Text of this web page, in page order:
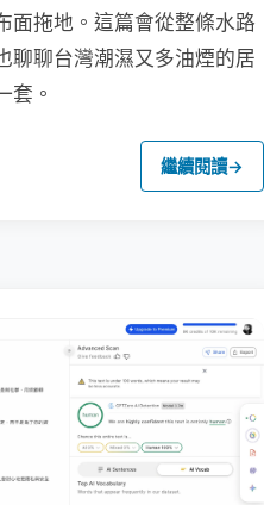
面拖地。這篇會從整條水路
聊聊台灣潮濕又多油煙的居
套。
繼續閱讀→